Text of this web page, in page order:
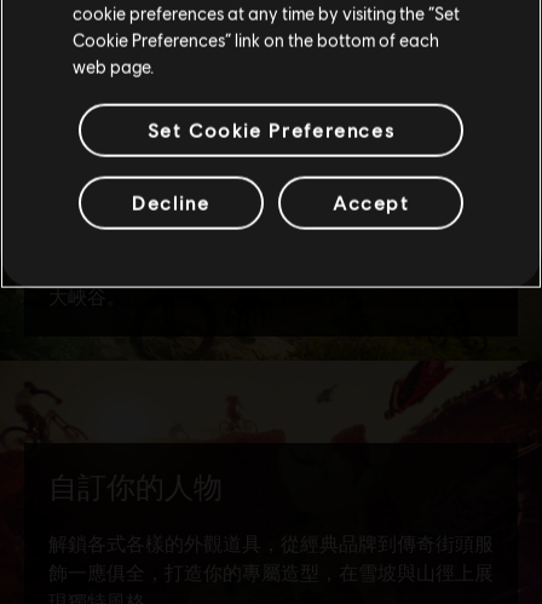
重新选择您的商店
cookie preferences at any time by visiting the “Set
Cookie Preferences” link on the bottom of each
web page.
Set Cookie Preferences
Decline Accept